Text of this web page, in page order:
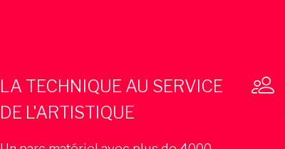
LA TECHNIQUE AU SERVICE
DE L'ARTISTIQUE